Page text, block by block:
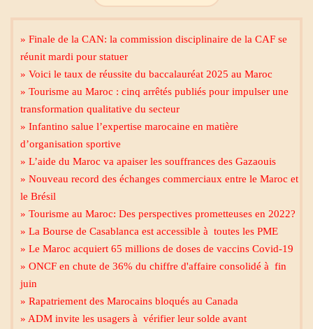
» Finale de la CAN: la commission disciplinaire de la CAF se
réunit mardi pour statuer
» Voici le taux de réussite du baccalauréat 2025 au Maroc
» Tourisme au Maroc : cinq arrêtés publiés pour impulser une
transformation qualitative du secteur
» Infantino salue l’expertise marocaine en matière
d’organisation sportive
» L’aide du Maroc va apaiser les souffrances des Gazaouis
» Nouveau record des échanges commerciaux entre le Maroc et
le Brésil
» Tourisme au Maroc: Des perspectives prometteuses en 2022?
» La Bourse de Casablanca est accessible à toutes les PME
» Le Maroc acquiert 65 millions de doses de vaccins Covid-19
» ONCF en chute de 36% du chiffre d'affaire consolidé à fin
juin
» Rapatriement des Marocains bloqués au Canada
» ADM invite les usagers à vérifier leur solde avant